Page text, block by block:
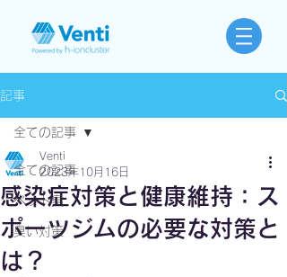
記事
全ての記事
ペット臭
臭い対策
全ての記事
感染症対策と健康維持：ス
ポーツジムの必要な対策と
は？
Venti
2023年10月16日